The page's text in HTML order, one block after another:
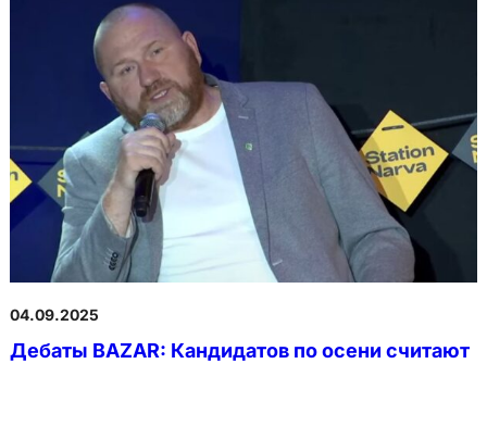
04.09.2025
Дебаты BAZAR: Кандидатов по осени считают